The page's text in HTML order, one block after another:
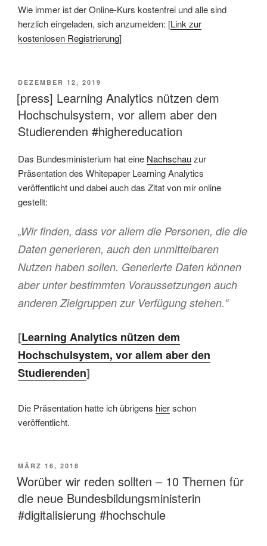
Wie immer ist der Online-Kurs kostenfrei und alle sind
herzlich eingeladen, sich anzumelden: [Link zur
kostenlosen Registrierung]
VERÖFFENTLICHT
AM
DEZEMBER 12, 2019
[press] Learning Analytics nützen dem
Hochschulsystem, vor allem aber den
Studierenden #highereducation
Das Bundesministerium hat eine Nachschauzur
Präsentation des Whitepaper Learning Analytics
veröffentlicht und dabei auch das Zitat von mir online
gestellt:
„Wir finden, dass vor allem die Personen, die die
Daten generieren, auch den unmittelbaren
Nutzen haben sollen. Generierte Daten können
aber unter bestimmten Voraussetzungen auch
anderen Zielgruppen zur Verfügung stehen.“
[Learning Analytics nützen dem
Hochschulsystem, vor allem aber den
Studierenden]
Die Präsentation hatte ich übrigens hierschon
veröffentlicht.
VERÖFFENTLICHT
AM
MÄRZ 16, 2018
Worüber wir reden sollten – 10 Themen für
die neue Bundesbildungsministerin
#digitalisierung #hochschule